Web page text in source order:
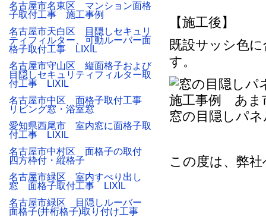
【施工後】
既設サッシ色
す。
窓の目隠しパ
この度は、弊
名古屋市名東区 マンション面格
子取付工事 施工事例
名古屋市天白区 目隠しセキュリ
ティフィルター、可動ルーバー面
格子取付工事 LIXIL
名古屋市守山区 縦面格子および
目隠しセキュリティフィルター取
付工事 LIXIL
名古屋市中区 面格子取付工事
リビング窓・浴室窓
愛知県西尾市 室内窓に面格子取
付工事 LIXIL
名古屋市中村区 面格子の取付
四方枠付・縦格子
名古屋市緑区 室内すべり出し
窓 面格子取付工事 LIXIL
名古屋市緑区 目隠しルーバー
面格子(井桁格子)取り付け工事